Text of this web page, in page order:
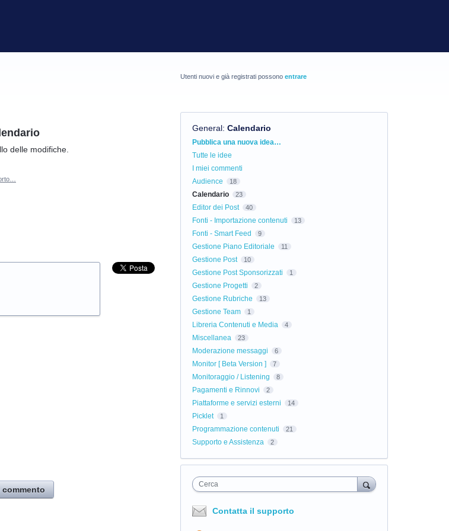
delle modifiche.
Utenti nuovi e già registrati possono entrare
General: Calendario
Categorie
Pubblica una nuova idea…
Tutte le idee
I miei commenti
Audience
18
Calendario 23
Editor dei Post 40
Fonti - Importazione contenuti 13
Fonti - Smart Feed 9
Gestione Piano Editoriale 11
Gestione Post 10
Gestione Post Sponsorizzati 1
Gestione Progetti 2
Gestione Rubriche 13
Gestione Team 1
Libreria Contenuti e Media 4
Miscellanea 23
Moderazione messaggi 6
Monitor [ Beta Version ] 7
Monitoraggio / Listening 8
Pagamenti e Rinnovi 2
Piattaforme e servizi esterni 14
Picklet 1
Programmazione contenuti 21
Supporto e Assistenza 2
Cerca
Contatta il supporto